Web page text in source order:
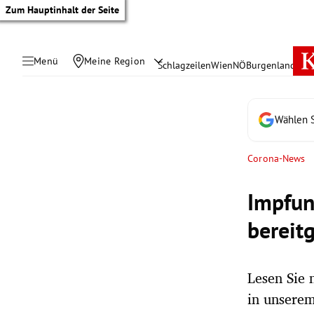
Zum Hauptinhalt der Seite
Menü Meine Region SchlagzeilenWienNÖBurgenland
Wählen
Corona-News
Lesen
in